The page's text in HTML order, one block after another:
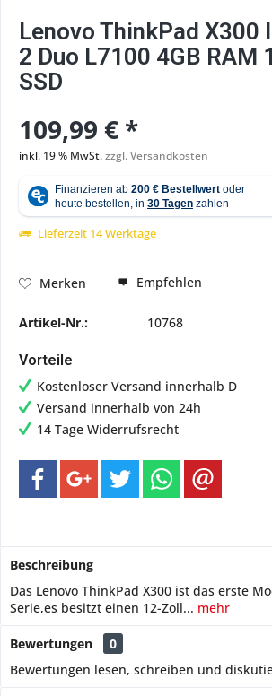
Lenovo ThinkPad X300
2 Duo L7100 4GB RAM
SSD
109,99 € *
inkl. 19 % MwSt.zzgl. Versandkosten
Lieferzeit 14 Werktage
Merken Empfehlen
Artikel-Nr.: 10768
Vorteile
Kostenloser Versand innerhalb D
Versand innerhalb von 24h
14 Tage Widerrufsrecht
Beschreibung
Das Lenovo ThinkPad X300 ist das erste
Serie,es besitzt einen 12-Zoll... mehr
Bewertungen
0
Bewertungen lesen, schreiben und